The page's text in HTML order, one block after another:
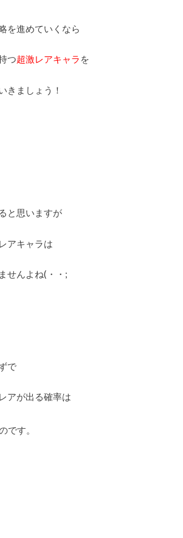
を進めていくなら
つ超激レアキャラ を
きましょう！
と思いますが
アキャラは
せんよね(・・;
で
アが出る確率は
です。